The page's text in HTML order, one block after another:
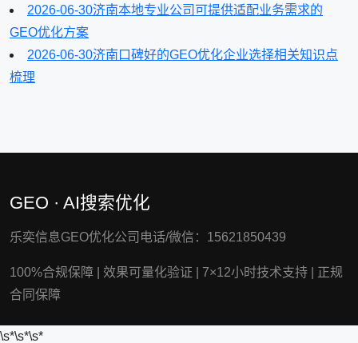
2026-06-30济南本地专业公司可提供适配业务需求的
GEO优化方案
2026-06-30济南口碑好的GEO优化企业选择相关知识点
梳理
GEO · AI搜索优化
乐奕信息GEO优化公司电话/微信：15621850439
100%合规保障 效果可量化验证 7×12小时技术支持
正规
合同保障
\s*\s*\s*